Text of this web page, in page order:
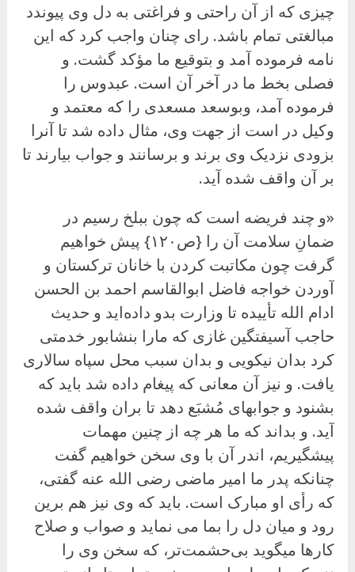
چیزی که از آن راحتی و فراغتی به دل وی پیوندد
مبالغتی تمام باشد. رای چنان واجب کرد که این
نامه فرموده آمد و بتوقیع ما مؤکد گشت. و
فصلی بخط ما در آخر آن است. عبدوس را
فرموده آمد، وبوسعد مسعدی را که معتمد و
وکیل در است از جهت وی، مثال داده شد تا آنرا
بزودی نزدیک وی برند و برسانند و جواب بیارند تا
بر آن واقف شده آید.
«و چند فریضه است که چون ببلخ رسیم در
ضمانِ سلامت آن را {ص۱۲۰} پیش خواهیم
گرفت چون مکاتبت کردن با خانان ترکستان و
آوردن خواجه فاضل ابوالقاسم احمد بن الحسن
ادام الله تأییده تا وزارت بدو داده‌اید و حدیث
حاجب آسیفتگین غازی که مارا بنشابور خدمتی
کرد بدان نیکویی و بدان سبب محل سپاه سالاری
یافت. و نیز آن معانی که پیغام داده شد باید که
بشنود و جوابهای مُشبَع دهد تا بران واقف شده
آید. و بداند که ما هر چه از چنین مهمات
پیشگیریم، اندر آن با وی سخن خواهیم گفت
چنانکه پدر ما امیر ماضی رضی الله عنه گفتی،
که رأی او مبارک است. باید که وی نیز هم برین
رود و میان دل را بما می نماید و صواب و صلاح
کارها میگوید بی‌حشمت‌تر، که سخن وی را